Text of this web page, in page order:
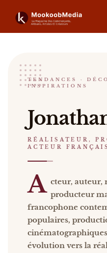
Jonathan Cohen
RÉALISATEUR,
Jonathan Cohen
Catalogue :presse, vidéos
TENDANCES ·
INSPIRATIONS
RÉALISATEUR,
ACTEUR FRANÇAIS
A cteur, auteur,
producteur
francophone
populaires,
évolution vers la